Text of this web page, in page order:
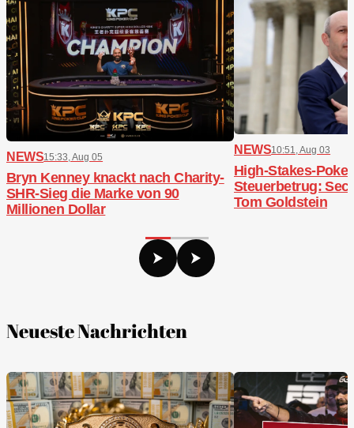
NEWS15:33, Aug 05
Bryn Kenney knackt nach Charity-
SHR-Sieg die Marke von 90
Millionen Dollar
NEWS10:51, Aug 03
High-Stakes-
Steuerbetrug:
Tom Goldstein
Neueste Nachrichten